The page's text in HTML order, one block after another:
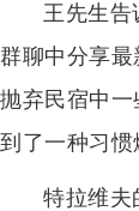
王先生告
群聊中分享
抛弃民宿中
到了一种习惯
特拉维夫